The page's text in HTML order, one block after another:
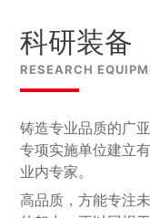
科研装备
RESEARCH
铸造专业品质的广
专项实施单位建立
业内专家。
高品质，方能专注